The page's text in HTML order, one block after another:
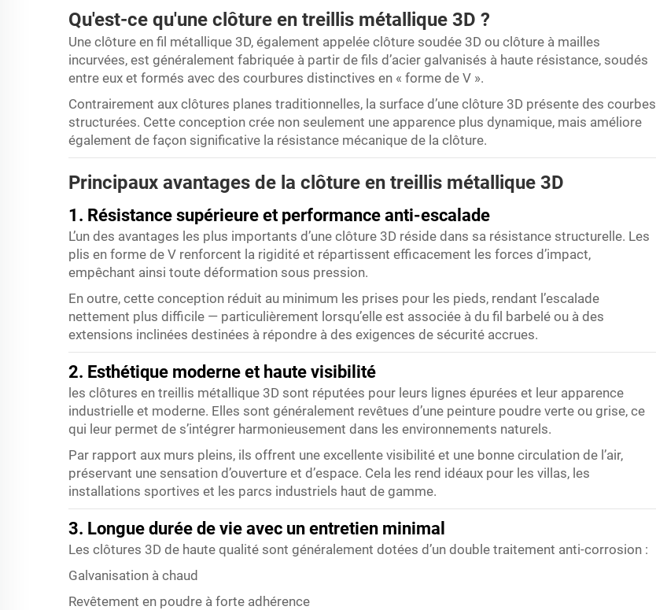
Qu'est-ce qu'une clôture en treillis métallique 3D ?
Une clôture en fil métallique 3D, également appelée clôture soudée 3D ou clôture à mailles
incurvées, est généralement fabriquée à partir de fils d’acier galvanisés à haute résistance, soudés
entre eux et formés avec des courbures distinctives en « forme de V ».
Contrairement aux clôtures planes traditionnelles, la surface d’une clôture 3D présente des courbes
structurées. Cette conception crée non seulement une apparence plus dynamique, mais améliore
également de façon significative la résistance mécanique de la clôture.
Principaux avantages de la clôture en treillis métallique 3D
1. Résistance supérieure et performance anti-escalade
L’un des avantages les plus importants d’une clôture 3D réside dans sa résistance structurelle. Les
plis en forme de V renforcent la rigidité et répartissent efficacement les forces d’impact,
empêchant ainsi toute déformation sous pression.
En outre, cette conception réduit au minimum les prises pour les pieds, rendant l’escalade
nettement plus difficile — particulièrement lorsqu’elle est associée à du fil barbelé ou à des
extensions inclinées destinées à répondre à des exigences de sécurité accrues.
2. Esthétique moderne et haute visibilité
les clôtures en treillis métallique 3D sont réputées pour leurs lignes épurées et leur apparence
industrielle et moderne. Elles sont généralement revêtues d’une peinture poudre verte ou grise, ce
qui leur permet de s’intégrer harmonieusement dans les environnements naturels.
Par rapport aux murs pleins, ils offrent une excellente visibilité et une bonne circulation de l’air,
préservant une sensation d’ouverture et d’espace. Cela les rend idéaux pour les villas, les
installations sportives et les parcs industriels haut de gamme.
3. Longue durée de vie avec un entretien minimal
Les clôtures 3D de haute qualité sont généralement dotées d’un double traitement anti-corrosion :
Galvanisation à chaud
Revêtement en poudre à forte adhérence